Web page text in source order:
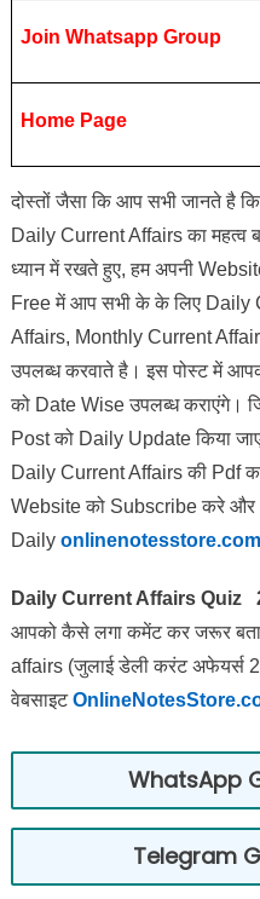
Join Whatsapp Group
Home Page
दोस्तों जैसा कि आप सभी जानते है
Daily Current Affairs का महत्व
ध्यान में रखते हुए, हम अपनी
Free में आप सभी के के लिए Daily
Affairs, Monthly Current
उपलब्ध करवाते है। इस पोस्ट में
को Date Wise उपलब्ध
Post को Daily Update किया
Daily Current Affairs की Pdf
Website को Subscribe करे और
Daily onlinenotesstore.com
Daily Current Affairs Quiz
आपको कैसे लगा कमेंट कर जरूर
affairs (जुलाई डेली करंट अफेयर्स
वेबसाइट
WhatsApp
Telegram